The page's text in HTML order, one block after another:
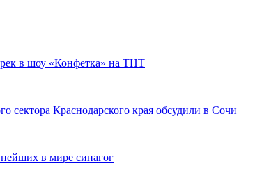
в шоу «Конфетка» на ТНТ
сектора Краснодарского края обсудили в Сочи
в мире синагог